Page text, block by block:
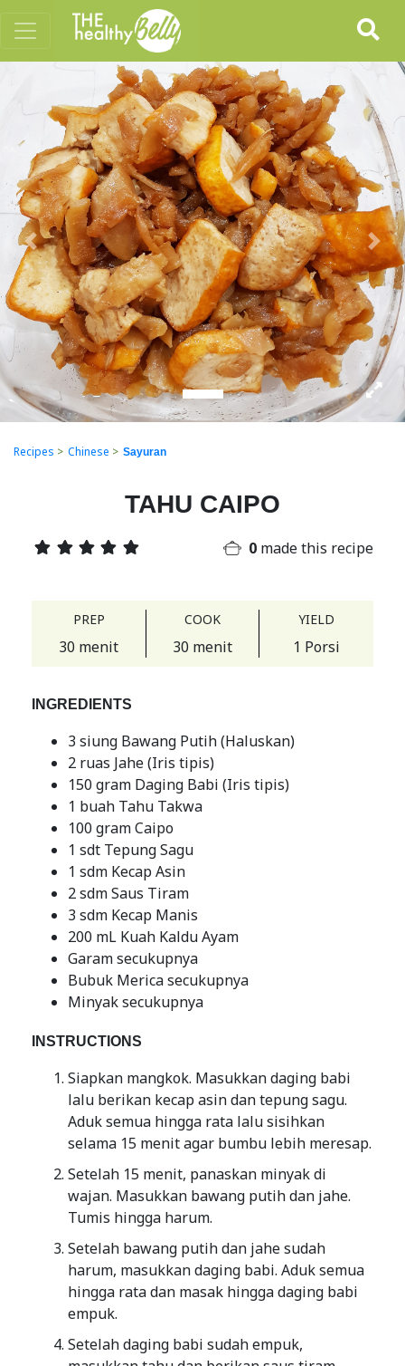
Previous Next
Recipes > Chinese > Sayuran
TAHU CAIPO
0 made this recipe
PREP
30 menit
COOK
30 menit
YIELD
1 Porsi
INGREDIENTS
3 siung Bawang Putih (Haluskan)
2 ruas Jahe (Iris tipis)
150 gram Daging Babi (Iris tipis)
1 buah Tahu Takwa
100 gram Caipo
1 sdt Tepung Sagu
1 sdm Kecap Asin
2 sdm Saus Tiram
3 sdm Kecap Manis
200 mL Kuah Kaldu Ayam
Garam secukupnya
Bubuk Merica secukupnya
Minyak secukupnya
INSTRUCTIONS
Siapkan mangkok. Masukkan daging babi
lalu berikan kecap asin dan tepung sagu.
Aduk semua hingga rata lalu sisihkan
selama 15 menit agar bumbu lebih meresap.
Setelah 15 menit, panaskan minyak di
wajan. Masukkan bawang putih dan jahe.
Tumis hingga harum.
Setelah bawang putih dan jahe sudah
harum, masukkan daging babi. Aduk semua
hingga rata dan masak hingga daging babi
empuk.
Setelah daging babi sudah empuk,